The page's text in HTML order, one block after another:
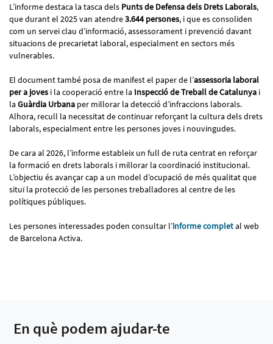
L’informe destaca la tasca dels Punts de Defensa dels Drets Laborals,
que durant el 2025 van atendre3.644 persones, i que es consoliden
com un servei clau d’informació, assessorament i prevenció davant
situacions de precarietat laboral, especialment en sectors més
vulnerables.
El document també posa de manifest el paper de l’assessoria laboral
per a joves i la cooperació entre la Inspecció de Treball de Catalunya i
la Guàrdia Urbana per millorar la detecció d’infraccions laborals.
Alhora, recull la necessitat de continuar reforçant la cultura dels drets
laborals, especialment entre les persones joves i nouvingudes.
De cara al 2026, l’informe estableix un full de ruta centrat en reforçar
la formació en drets laborals i millorar la coordinació institucional.
L’objectiu és avançar cap a un model d’ocupació de més qualitat que
situï la protecció de les persones treballadores al centre de les
polítiques públiques.
Les persones interessades poden consultar l’informe completal web
de Barcelona Activa.
En què podem ajudar-te